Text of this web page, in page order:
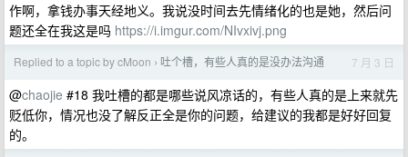
作啊，拿钱办事天经地义。我说没时间去先情绪化的也是她，然后问
题还全在我这是吗 https://i.imgur.com/NIvxivj.png
Replied to a topic by cMoon › 吐个槽，有些人真的是没办法沟通 7 月 3 日
@chaojie #18 我吐槽的都是哪些说风凉话的，有些人真的是上来就先
贬低你，情况也没了解反正全是你的问题，给建议的我都是好好回复
的。